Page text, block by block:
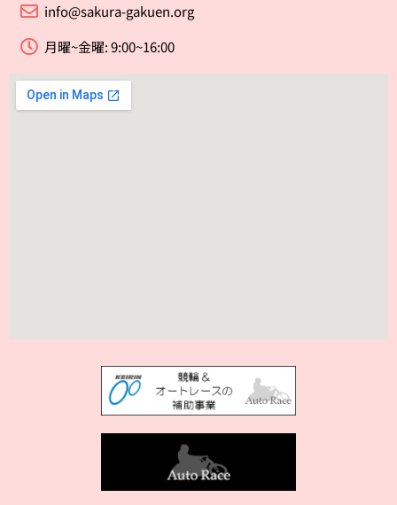
info@sakura-gakuen.org
月曜~金曜: 9:00~16:00